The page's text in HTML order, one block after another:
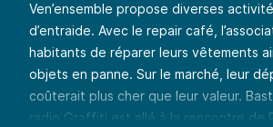
Ven’ensemble propose diverses
d’entraide. Avec le repair café,
habitants de réparer leurs vêtements
objets en panne. Sur le marché, leur
coûterait plus cher que leur valeur.
radio Graffiti est allé à la rencontre de